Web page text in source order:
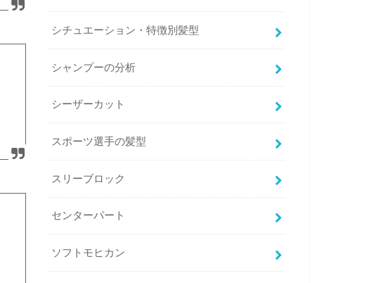
シチュエーション・特徴別髪型
シャンプーの分析
シーザーカット
スポーツ選手の髪型
スリーブロック
センターパート
ソフトモヒカン